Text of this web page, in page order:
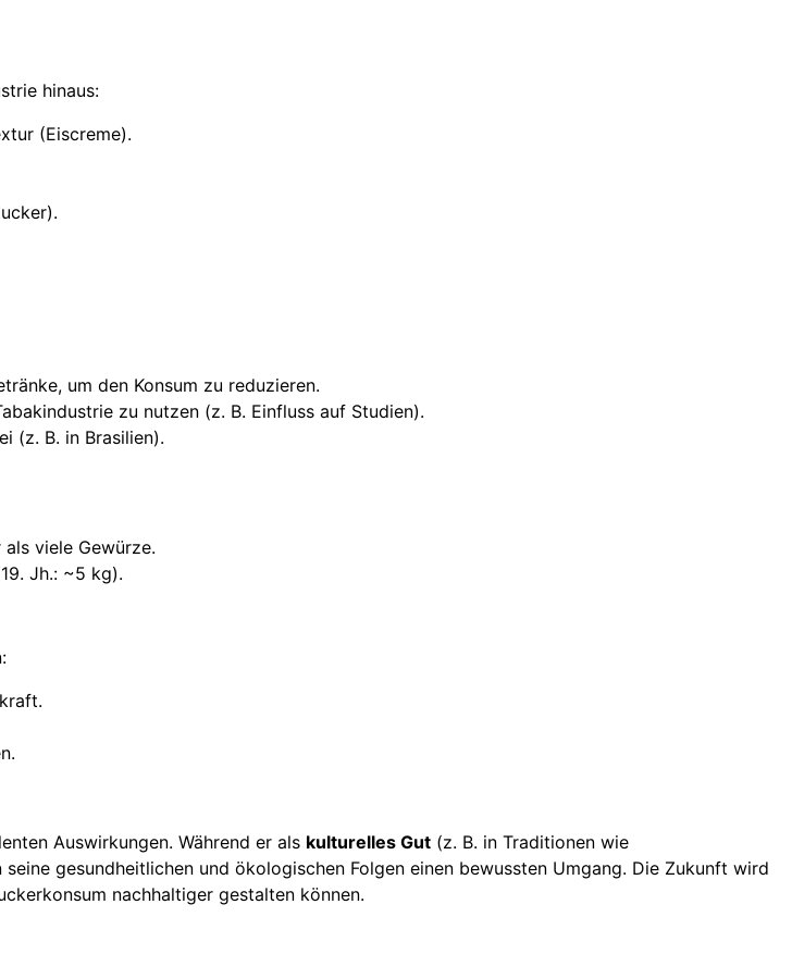
hinaus:
(Eiscreme).
um den Konsum zu reduzieren.
zu nutzen (z. B. Einfluss auf Studien).
(z. B. in Brasilien).
viele Gewürze.
Jh.: ~5 kg).
Auswirkungen. Während er als kulturelles Gut (z. B. in Traditionen wie
gesundheitlichen und ökologischen Folgen einen bewussten Umgang. Die Zukunft wird
nachhaltiger gestalten können.